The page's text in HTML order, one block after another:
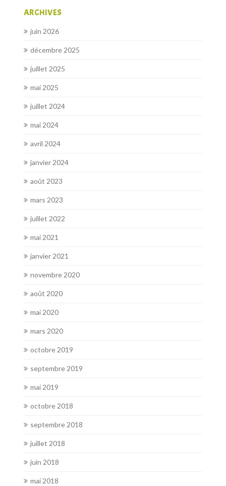
ARCHIVES
juin 2026
décembre 2025
juillet 2025
mai 2025
juillet 2024
mai 2024
avril 2024
janvier 2024
août 2023
mars 2023
juillet 2022
mai 2021
janvier 2021
novembre 2020
août 2020
mai 2020
mars 2020
octobre 2019
septembre 2019
mai 2019
octobre 2018
septembre 2018
juillet 2018
juin 2018
mai 2018